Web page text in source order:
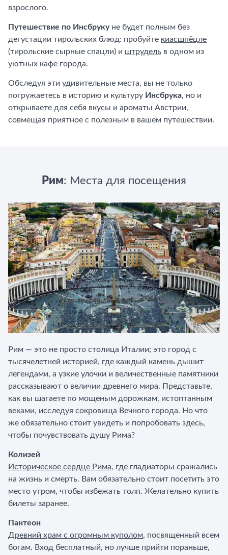
взрослого.
Путешествие по Инсбрукуне будет полным без
дегустации тирольских блюд: пробуйте киасшпёцле
(тирольские сырные спацли) и штрудель в одном из
уютных кафе города.
Обследуя эти удивительные места, вы не только
погружаетесь в историю и культуру Инсбрука, но и
открываете для себя вкусы и ароматы Австрии,
совмещая приятное с полезным в вашем путешествии.
Рим: Места для посещения
Рим — это не просто столица Италии; это город с
тысячелетней историей, где каждый камень дышит
легендами, а узкие улочки и величественные памятники
рассказывают о величии древнего мира. Представьте,
как вы шагаете по мощеным дорожкам, истоптанным
веками, исследуя сокровища Вечного города. Но что
же обязательно стоит увидеть и попробовать здесь,
чтобы почувствовать душу Рима?
Колизей
Историческое сердце Рима, где гладиаторы сражались
на жизнь и смерть. Вам обязательно стоит посетить это
место утром, чтобы избежать толп. Желательно купить
билеты заранее.
Пантеон
Древний храм с огромным куполом, посвященный всем
богам. Вход бесплатный, но лучше прийти пораньше,